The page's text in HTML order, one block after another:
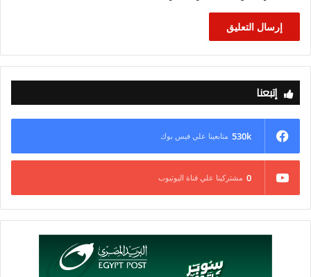
إتبعنا
530k متابعينا علي فيس بوك
0 مشتركينا علي قناة اليوتيوب